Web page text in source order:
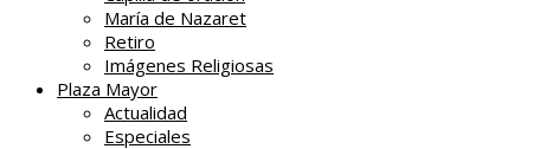
María de Nazaret
Retiro
Imágenes Religiosas
Plaza Mayor
Actualidad
Especiales